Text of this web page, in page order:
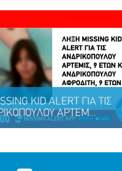
KID ALERT ΓΙΑ ΤΙΣ
ΑΡΤΕΜ...